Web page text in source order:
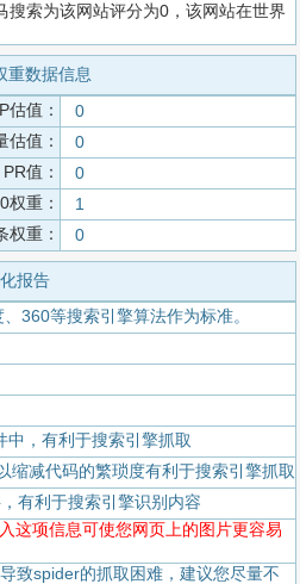
索为该网站评分为0，该网站在世界
重数据信息
估值：
0
估值：
0
PR值：
0
权重：
1
权重： 0
报告
360等搜索引擎算法作为标准。
，有利于搜索引擎抓取
缩减代码的繁琐度有利于搜索引擎抓取
有利于搜索引擎识别内容
这项信息可使您网页上的图片更容易
致spider的抓取困难，建议您尽量不